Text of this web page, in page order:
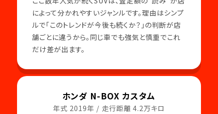
によって分かれやすいジャンルです。理由はシンプ
ルで「このトレンドが今後も続くか？」の判断が店
舗ごとに違うから。同じ車でも強気と慎重でこれ
だけ差が出ます。
ホンダ N-BOX カスタム
年式 2019年 / 走行距離 4.2万キロ